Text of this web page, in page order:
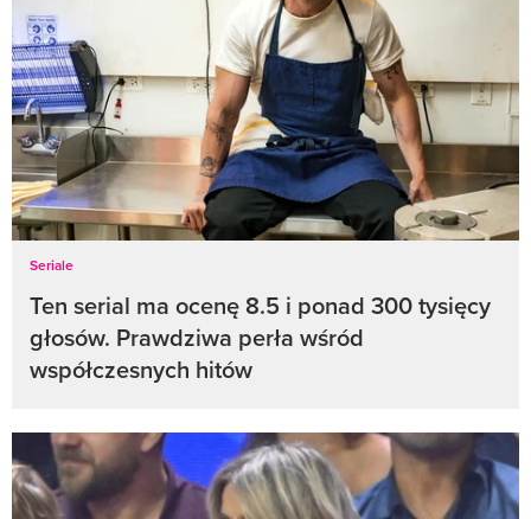
Seriale
Ten serial ma ocenę 8.5 i ponad 300 tysięcy
głosów. Prawdziwa perła wśród
współczesnych hitów